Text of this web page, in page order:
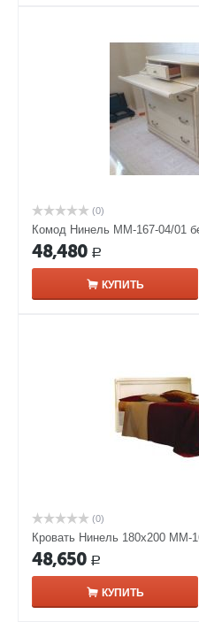
(0)
Комод Нинель ММ-167-04/01
48,480 Р
КУПИТЬ
(0)
Кровать Нинель 180х200 ММ-
48,650 Р
КУПИТЬ